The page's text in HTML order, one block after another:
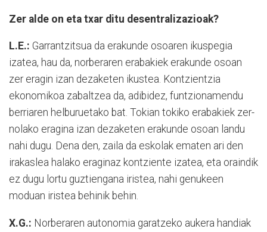
Zer alde on eta txar ditu desentralizazioak?
L.E.: Garrantzitsua da erakunde osoaren ikuspegia
izatea, hau da, norberaren erabakiek erakunde osoan
zer eragin izan dezaketen ikustea. Kontzientzia
ekonomikoa zabaltzea da, adibidez, funtzionamendu
berriaren helburuetako bat. Tokian tokiko erabakiek zer-
nolako eragina izan dezaketen erakunde osoan landu
nahi dugu. Dena den, zaila da eskolak ematen ari den
irakaslea halako eraginaz kontziente izatea, eta oraindik
ez dugu lortu guztiengana iristea, nahi genukeen
moduan iristea behinik behin.
X.G.: Norberaren autonomia garatzeko aukera handiak